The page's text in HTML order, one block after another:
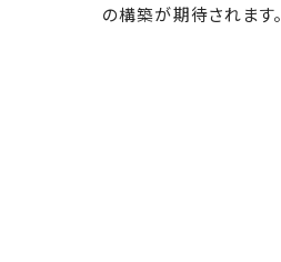
の構築が期待されます。